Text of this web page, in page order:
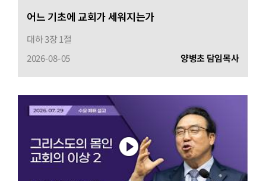
어느 기초에 교회가 세워지는가
대하 3장 1절
2026-08-05
양병초 담임목사